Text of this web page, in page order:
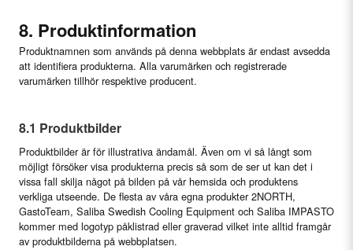
8. Produktinformation
Produktnamnen som används på denna webbplats är endast avsedda
att identifiera produkterna. Alla varumärken och registrerade
varumärken tillhör respektive producent.
8.1 Produktbilder
Produktbilder är för illustrativa ändamål. Även om vi så långt som
möjligt försöker visa produkterna precis så som de ser ut kan det i
vissa fall skilja något på bilden på vår hemsida och produktens
verkliga utseende. De flesta av våra egna produkter 2NORTH,
GastoTeam, Saliba Swedish Cooling Equipment och Saliba IMPASTO
kommer med logotyp påklistrad eller graverad vilket inte alltid framgår
av produktbilderna på webbplatsen.